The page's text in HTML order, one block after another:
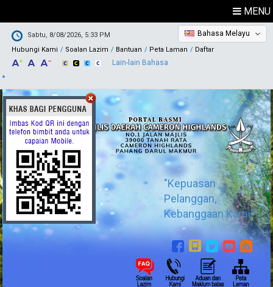
MENU
Sabtu, 8/08/2026, 5:33 PM
Hubungi Kami
Soalan Lazim Bantuan Peta Laman Daftar
Bahasa Melayu
Lain-lain Bahasa
"Kepuasan
Pelanggan,
Kebanggaan Kami"